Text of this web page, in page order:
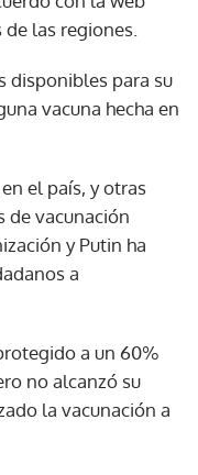
las regiones.
disponibles para su
vacuna hecha en
el país, y otras
de vacunación
y Putin ha
a
a un 60%
no alcanzó su
la vacunación a